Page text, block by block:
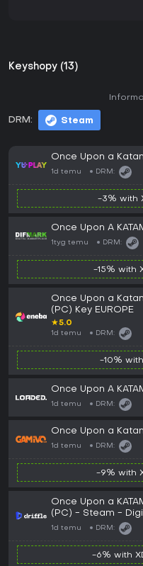
Keyshopy (13)
DRM: Steam
Once Upon a
1d temu DRM:
-3% with
Once Upon A
1tyg temu DRM:
-15% with
Once Upon a
(PC) Key EUROPE
★5.0
1d temu DRM:
-10%
Once Upon A
1d temu DRM:
Once Upon a
1d temu DRM:
-9% with
Once Upon a
(PC) - Steam -
1d temu DRM:
-6% with